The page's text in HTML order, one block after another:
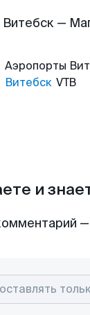
Витебск —
Аэропорты
Витебск VTB
и